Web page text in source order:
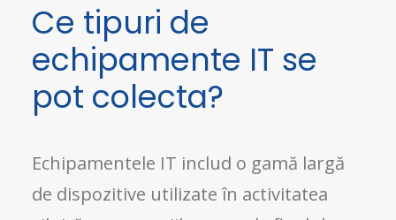
Ce tipuri de
echipamente IT se
pot colecta?
Echipamentele IT includ o gamă largă
de dispozitive utilizate în activitatea